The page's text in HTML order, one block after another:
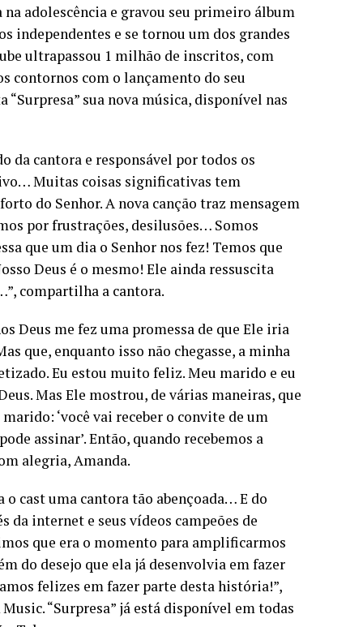
adolescência e gravou seu primeiro álbum
independentes e se tornou um dos grandes
ultrapassou 1 milhão de inscritos, com
contornos com o lançamento do seu
sua nova música, disponível nas
da cantora e responsável por todos os
Muitas coisas significativas tem
do Senhor. A nova canção traz mensagem
por frustrações, desilusões… Somos
que um dia o Senhor nos fez! Temos que
Deus é o mesmo! Ele ainda ressuscita
compartilha a cantora.
Deus me fez uma promessa de que Ele iria
que, enquanto isso não chegasse, a minha
Eu estou muito feliz. Meu marido e eu
Mas Ele mostrou, de várias maneiras, que
‘você vai receber o convite de um
assinar’. Então, quando recebemos a
alegria, Amanda.
cast uma cantora tão abençoada… E do
da internet e seus vídeos campeões de
que era o momento para amplificarmos
do desejo que ela já desenvolvia em fazer
felizes em fazer parte desta história!”,
“Surpresa” já está disponível em todas